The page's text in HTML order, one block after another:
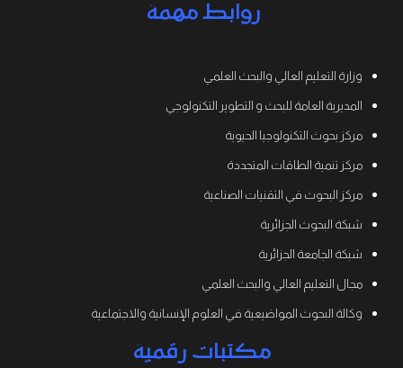
روابط مهمة
وزارة التعليم العالي والبحث العلمي
المديرية العامة للبحث و التطوير التكنولوجي
مركز بحوث التكنولوجيا الحيوية
مركز تنمية الطاقات المتجددة
مركز البحوث في التقنيات الصناعية
شبكة البحوث الجزائرية
شبكة الجامعة الجزائرية
مجال التعليم العالي والبحث العلمي
وكالة البحوث المواضيعية في العلوم الإنسانية والاجتماعية
مكتبات رقمية